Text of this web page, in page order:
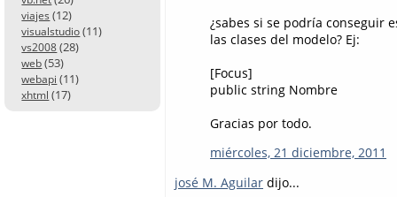
viajes (12)
visualstudio (11)
vs2008 (28)
web (53)
webapi (11)
xhtml (17)
¿sabes si se podría conseguir
las clases del modelo? Ej:
[Focus]
public string Nombre
Gracias por todo.
miércoles, 21 diciembre, 2011
josé M. Aguilar dijo...